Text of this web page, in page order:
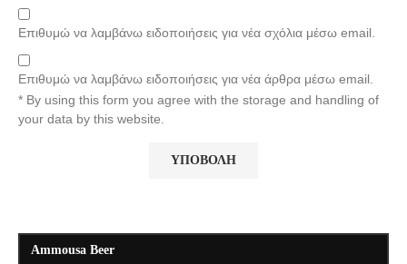
Επιθυμώ να λαμβάνω ειδοποιήσεις για νέα σχόλια μέσω email.
Επιθυμώ να λαμβάνω ειδοποιήσεις για νέα άρθρα μέσω email.
* By using this form you agree with the storage and handling of
your data by this website.
Ammousa Beer